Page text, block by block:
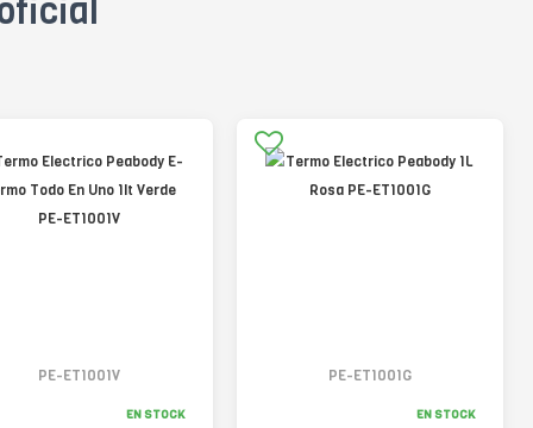
PE-ET1001V
EN STOCK
PE-ET1001G
EN STOCK